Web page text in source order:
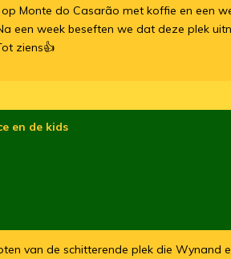
Monte do Casarão met koffie en een
een week beseften we dat deze plek
ziens👍
en de kids
van de schitterende plek die Wynand